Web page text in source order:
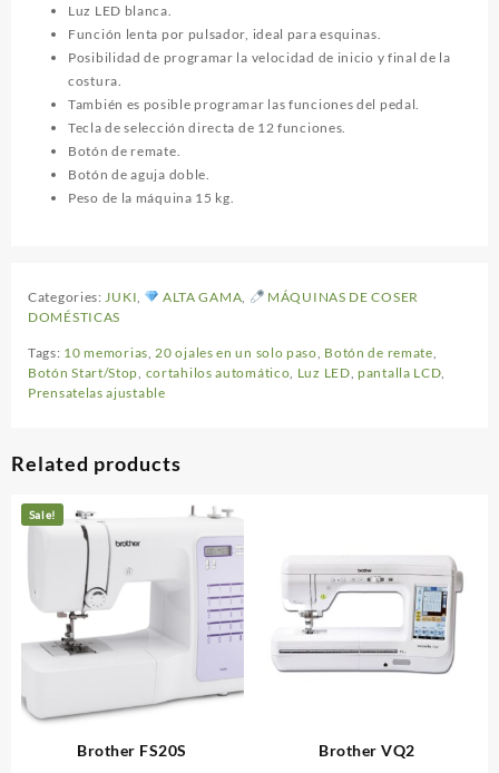
Luz LED blanca.
Función lenta por pulsador, ideal para esquinas.
Posibilidad de programar la velocidad de inicio y final de la
costura.
También es posible programar las funciones del pedal.
Tecla de selección directa de 12 funciones.
Botón de remate.
Botón de aguja doble.
Peso de la máquina 15 kg.
Categories: JUKI ALTA GAMA
MÁQUINAS DE COSER
DOMÉSTICAS
Tags: 10 memorias 20 ojales en un solo paso Botón de remate
Botón Start/Stop cortahilos automático Luz LED ,pantalla LCD
Prensatelas ajustable
Related products
Sale!
Brother FS20S
Brother VQ2